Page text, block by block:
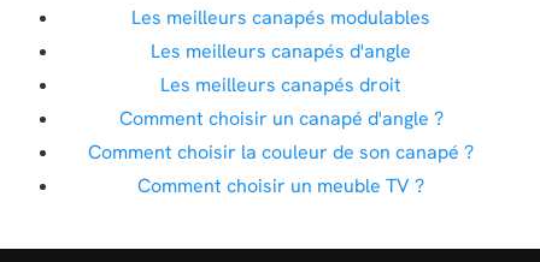
Les meilleurs canapés modulables
Les meilleurs canapés d'angle
Les meilleurs canapés droit
Comment choisir un canapé d'angle ?
Comment choisir la couleur de son canapé ?
Comment choisir un meuble TV ?